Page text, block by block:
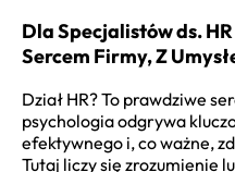
Dla Specjalistów ds.
Sercem Firmy, Z
Dział HR? To prawdziwe
psychologia odgrywa
efektywnego i, co ważne,
Tutaj liczy się zrozumienie